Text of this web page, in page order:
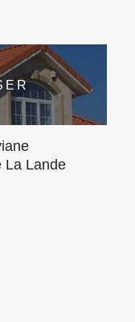
La Lande